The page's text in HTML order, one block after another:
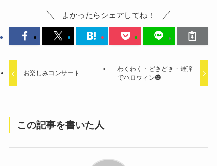
よかったらシェアしてね！
お楽しみコンサート
わくわく・どきどき・連弾
でハロウィン🎃
この記事を書いた人